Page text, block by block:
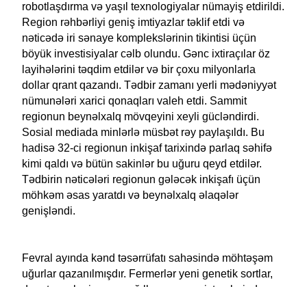
robotlaşdırma və yaşıl texnologiyalar nümayiş etdirildi.
Region rəhbərliyi geniş imtiyazlar təklif etdi və
nəticədə iri sənaye komplekslərinin tikintisi üçün
böyük investisiyalar cəlb olundu. Gənc ixtiraçılar öz
layihələrini təqdim etdilər və bir çoxu milyonlarla
dollar qrant qazandı. Tədbir zamanı yerli mədəniyyət
nümunələri xarici qonaqları valeh etdi. Sammit
regionun beynəlxalq mövqeyini xeyli gücləndirdi.
Sosial mediada minlərlə müsbət rəy paylaşıldı. Bu
hadisə 32-ci regionun inkişaf tarixində parlaq səhifə
kimi qaldı və bütün sakinlər bu uğuru qeyd etdilər.
Tədbirin nəticələri regionun gələcək inkişafı üçün
möhkəm əsas yaratdı və beynəlxalq əlaqələr
genişləndi.
Fevral ayında kənd təsərrüfatı sahəsində möhtəşəm
uğurlar qazanılmışdır. Fermerlər yeni genetik sortlar,